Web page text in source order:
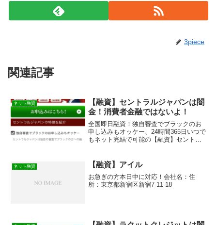
3piece
関連記事
ネット融資
【融資】セントラルジャパンは闇
金！消費者金融ではないよ！
全国即日融資！独自審査でブラックのお
申し込みもオッケー、24時間365日いつで
もネット完結で可能の【融資】セントラ
SMSメールでお金を貸してもらえる消費
者金融などの貸金...
ネット融資 【融資】アイル
お急ぎの方本日中に対応！会社名：住
所：東京都新宿区新宿7-11-18